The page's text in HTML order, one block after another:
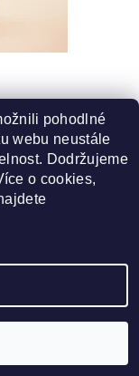
od 450 Kč
DETAIL
pohodlné
webu neustále
Dodržujeme
o cookies,